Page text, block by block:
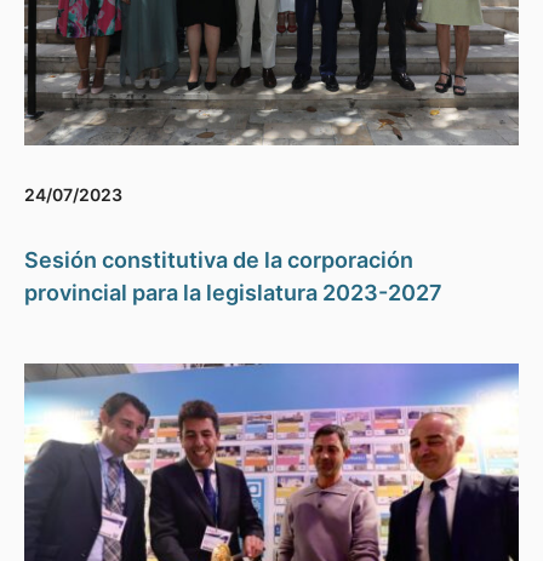
24/07/2023
Sesión constitutiva de la corporación
provincial para la legislatura 2023-2027